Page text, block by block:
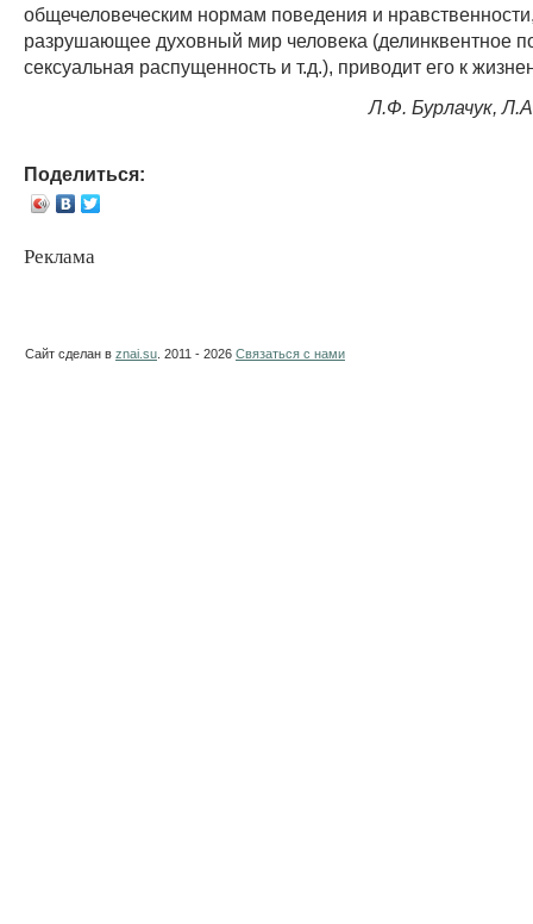
общечеловеческим нормам поведения и
разрушающее духовный мир человека (делинквентное
сексуальная распущенность и т.д.), приводит его к
Л.Ф. Бурлачук,
Поделиться:
Реклама
Сайт сделан в znai.su . 2011 - 2026 Связаться с нами